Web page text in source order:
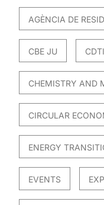
AGÈNCIA DE
CBE JU CDTI
CHEMISTRY AND
CIRCULAR
ENERGY
EVENTS